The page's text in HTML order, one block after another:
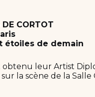
DE CORTOT
étoiles de demain
obtenu leur Artist
la scène de la Salle